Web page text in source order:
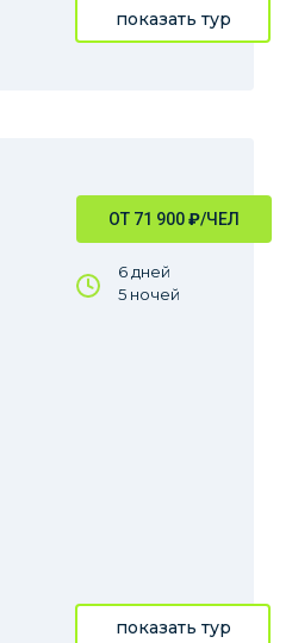
показать тур
ОТ 71 900₽/ЧЕЛ
6 дней
5 ночей
показать тур